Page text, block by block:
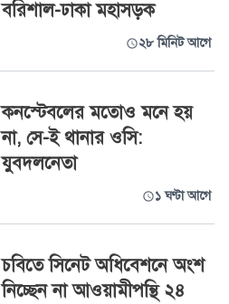
বরিশাল-ঢাকা মহাসড়ক
২৮ মিনিট আগে
কনস্টেবলের মতোও মনে হয়
না, সে-ই থানার ওসি:
যুবদলনেতা
১ ঘণ্টা আগে
চবিতে সিনেট অধিবেশনে অংশ
নিচ্ছেন না আওয়ামীপন্থি ২৪